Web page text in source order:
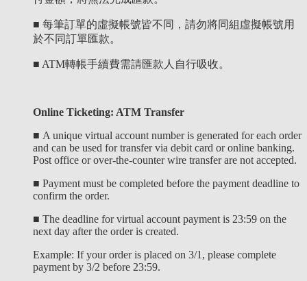
■ 每筆訂單的虛擬帳號皆不同，請勿將同組虛擬帳號用
於不同訂單匯款。
■ ATM轉帳手續費需請匯款人自行吸收。
Online Ticketing: ATM Transfer
■ A unique virtual account number is generated for each order
and can be used for transfer via debit card or online banking.
Post office or over-the-counter wire transfer are not accepted.
■ Payment must be completed before the payment deadline to
confirm the order.
■ The deadline for virtual account payment is 23:59 on the
next day after the order is created.
Example: If your order is placed on 3/1, please complete
payment by 3/2 before 23:59.